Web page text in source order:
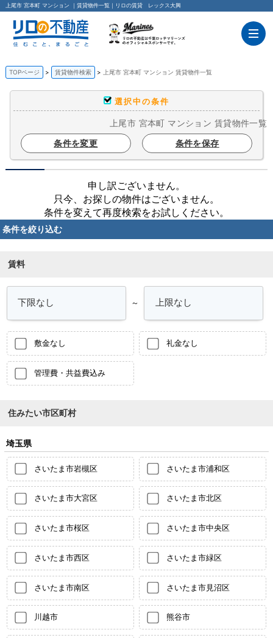
上尾市 宮本町 マンション ｜賃貸物件一覧｜リロの賃貸 レックス大興
TOPページ 賃貸物件検索 上尾市 宮本町 マンション 賃貸物件一覧
選択中の条件
上尾市 宮本町 マンション 賃貸物件一覧
条件を変更
条件を保存
申し訳ございません。
只今、お探しの物件はございません。
条件を変えて再度検索をお試しください。
条件を絞り込む
賃料
～
敷金なし 礼金なし
管理費・共益費込み
住みたい市区町村
埼玉県
さいたま市岩槻区 さいたま市浦和区
さいたま市大宮区 さいたま市北区
さいたま市桜区 さいたま市中央区
さいたま市西区 さいたま市緑区
さいたま市南区 さいたま市見沼区
川越市 熊谷市